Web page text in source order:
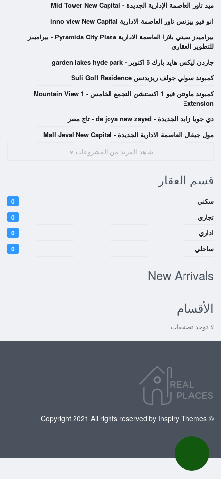
ميد تاور العاصمة الإدارية الجديدة - Mid Tower New Capital
انو فيو بيزنس تاور العاصمة الادارية inno view New Capital
بيراميدز سيتي بلازا العاصمة الادارية Pyramids City Plaza - بيراميدز
للتطوير العقاري
جاردن ليكس هايد بارك 6 اكتوبر - garden lakes hyde park
كمبوند سولي جولف ريزيدنس Suli Golf Residence
كمبوند ماونتن فيو 1 اكستنشن التجمع الخامس - Mountain View 1
Extension
دي جويا زايد الجديدة - de joya new zayed - تاج مصر
مول جيفال العاصمة الادارية الجديدة - Mall Jeval New Capital
شاهد المزيد من المشروعات
قسم العقار
سكني 0
تجاري 0
اداري 0
ساحلي 0
New Arrivals
الأقسام
لا توجد تصنيفات
© Copyright 2021 All rights reserved by Inspiry Themes